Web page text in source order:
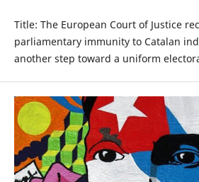
Title: The European Court of Justice
parliamentary immunity to Catalan
another step toward a uniform